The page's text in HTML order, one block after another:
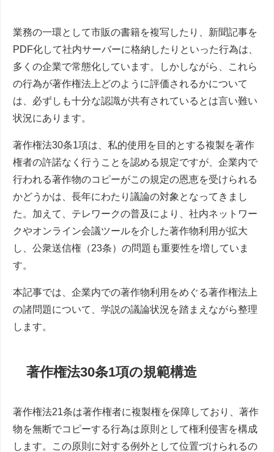
業務の一環として市販の書籍を複写したり、新聞記事を
PDF化して社内サーバーに格納したりといった行為は、
多くの企業で常態化しています。しかしながら、これら
の行為が著作権法上どのように評価されるかについて
は、必ずしも十分な認識が共有されているとは言い難い
状況にあります。
著作権法30条1項は、私的使用を目的とする複製を著作
権者の許諾なく行うことを認める規定ですが、企業内で
行われる著作物のコピーがこの規定の恩恵を受けられる
かどうかは、長年にわたり議論の対象となってきまし
た。加えて、テレワークの普及により、社内ネットワー
クやオンライン会議ツールを介した著作物利用が拡大
し、公衆送信権（23条）の問題も重要性を増していま
す。
本記事では、企業内での著作物利用をめぐる著作権法上
の諸問題について、学説の議論状況を踏まえながら整理
します。
著作権法30条1項の規範構造
著作権法21条は著作権者に複製権を保障しており、著作
物を無断でコピーする行為は原則として権利侵害を構成
します。この原則に対する例外として位置づけられるの